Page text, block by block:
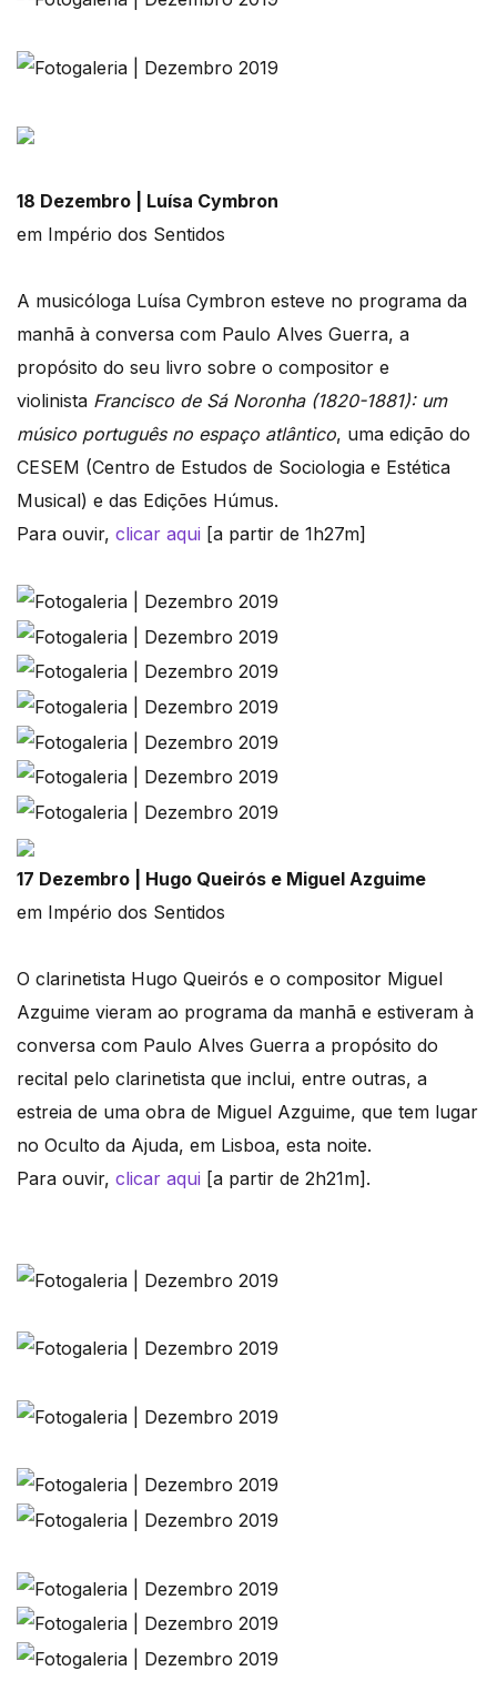
18 Dezembro | Luísa Cymbron
em Império dos Sentidos
A musicóloga Luísa Cymbron esteve no programa da
manhã à conversa com Paulo Alves Guerra, a
propósito do seu livro sobre o compositor e
violinista Francisco de Sá Noronha (1820-1881): um
músico português no espaço atlântico, uma edição do
CESEM (Centro de Estudos de Sociologia e Estética
Musical) e das Edições Húmus.
Para ouvir, clicar aqui [a partir de 1h27m]
17 Dezembro | Hugo Queirós e Miguel Azguime
em Império dos Sentidos
O clarinetista Hugo Queirós e o compositor Miguel
Azguime vieram ao programa da manhã e estiveram à
conversa com Paulo Alves Guerra a propósito do
recital pelo clarinetista que inclui, entre outras, a
estreia de uma obra de Miguel Azguime, que tem lugar
no Oculto da Ajuda, em Lisboa, esta noite.
Para ouvir, clicar aqui [a partir de 2h21m].